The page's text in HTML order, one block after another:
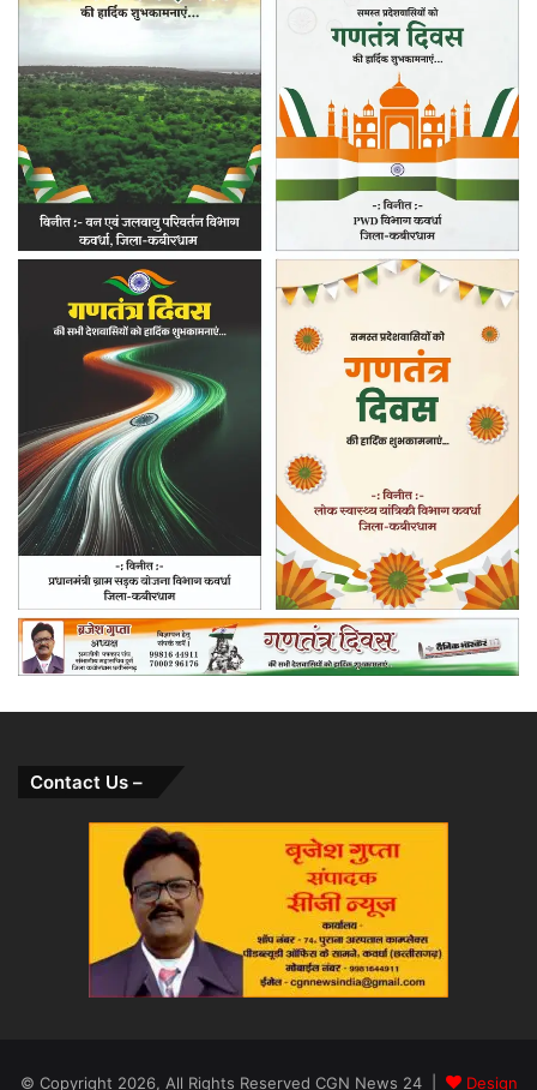
Contact Us –
© Copyright 2026, All Rights Reserved CGN News 24 | Design